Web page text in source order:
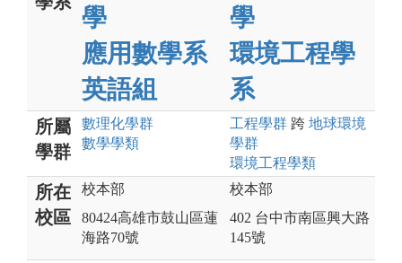
學
應用數學系
英語組
學
環境工程學
系
所屬
學群
數理化學群
數學學類
工程學群 跨 地球環境
學群
環境工程學類
所在
校區
校本部
80424高雄市鼓山區蓮
海路70號
校本部
402 台中市南區興大路
145號